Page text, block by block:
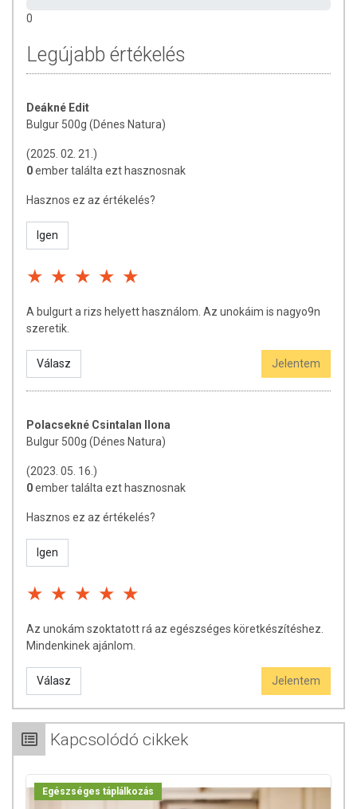
összetevők bármelyikére érzékeny vagy allergiás! Kisgyermektől
0
Legújabb értékelés
Deákné Edit
Bulgur 500g (Dénes Natura)
(2025. 02. 21.)
0ember találta ezt hasznosnak
Hasznos ez az értékelés?
Igen
A bulgurt a rizs helyett használom. Az unokáim is nagyo9n
szeretik.
Válasz Jelentem
Polacsekné Csintalan Ilona
Bulgur 500g (Dénes Natura)
(2023. 05. 16.)
0ember találta ezt hasznosnak
Hasznos ez az értékelés?
Igen
Az unokám szoktatott rá az egészséges köretkészítéshez.
Mindenkinek ajánlom.
Válasz Jelentem
Kapcsolódó cikkek
Egészséges táplálkozás